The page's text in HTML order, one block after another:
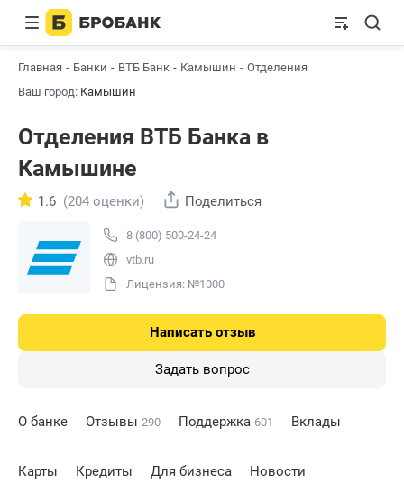
Главная Банки ВТБ Банк Камышин
Отделения
Ваш город: Камышин
Отделения ВТБ Банкa в
Камышине
8 (800) 500-24-24
vtb.ru
Лицензия: №1000
1.6 (204 оценки) Поделиться
Написать отзыв
Задать вопрос
О банке Отзывы 290 Поддержка 601 Вклады
Карты Кредиты Для бизнеса Новости